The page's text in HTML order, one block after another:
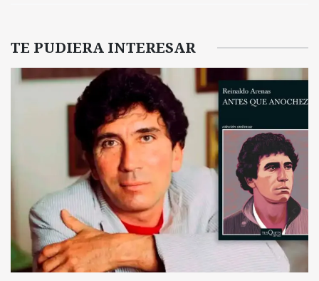
TE PUDIERA INTERESAR